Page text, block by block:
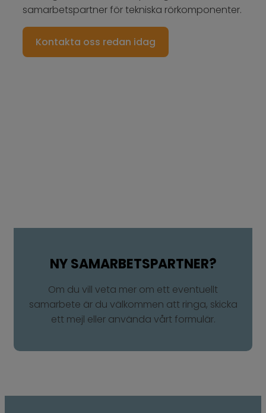
samarbetspartner för tekniska rörkomponenter.
Kontakta oss redan idag
NY SAMARBETSPARTNER?​
Om du vill veta mer om ett eventuellt
samarbete är du välkommen att ringa, skicka
ett mejl eller använda vårt formulär.